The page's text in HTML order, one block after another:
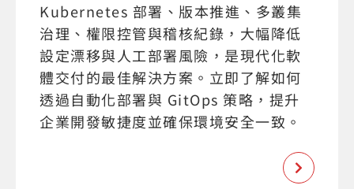
Kubernetes 部署、版本推進、多叢集
治理、權限控管與稽核紀錄，大幅降低
設定漂移與人工部署風險，是現代化軟
體交付的最佳解決方案。立即了解如何
透過自動化部署與 GitOps 策略，提升
企業開發敏捷度並確保環境安全一致。